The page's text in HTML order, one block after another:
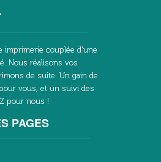
imprimerie couplée d'une
Nous réalisons vos
de suite. Un gain de
vous, et un suivi des
pour nous !
PAGES